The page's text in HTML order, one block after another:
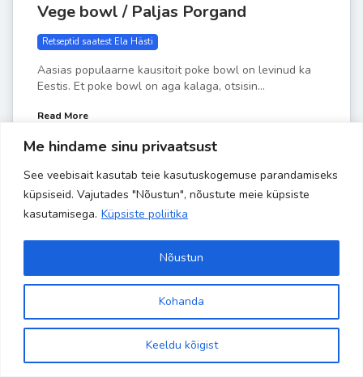
Me hindame sinu privaatsust
See veebisait kasutab teie kasutuskogemuse parandamiseks
küpsiseid. Vajutades "Nõustun", nõustute meie küpsiste
kasutamisega. Küpsiste poliitika
Kohanda
Keeldu kõigist
Nõustun
Vege bowl / Paljas Porgand
Retseptid saatest Ela Hästi
Aasias populaarne kausitoit poke bowl on levinud ka
Eestis. Et poke bowl on aga kalaga, otsisin...
Read More
APR 6 byLiisa-Indra
Copyright 2024 Banaanisaar | All Rights Reserved | Powered by
kodulehehaldus.com
Site is using a trial version of the theme. Please enter your
purchase code in theme settings to activate it or
wordpress theme here